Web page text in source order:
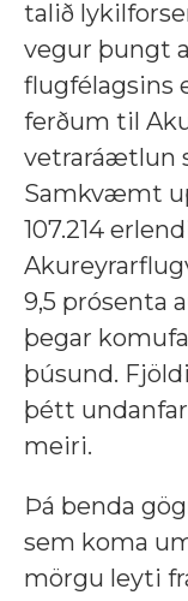
talið
vegur þungt
flugfélagsins
ferðum til
vetraráætlun
Samkvæmt
107.214
9,5 prósenta
þegar
þúsund.
þétt
meiri.
Þá benda
sem koma
mörgu leyti